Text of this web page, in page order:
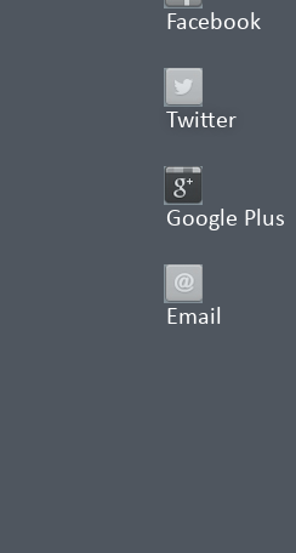
Facebook
Twitter
Google Plus
Email